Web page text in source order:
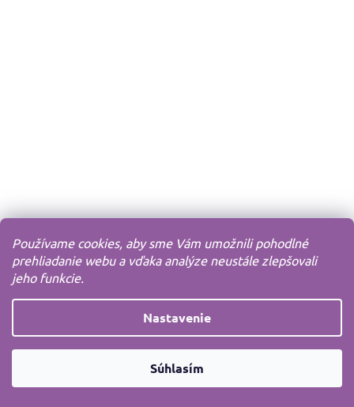
Používame cookies, aby sme Vám umožnili pohodlné
prehliadanie webu a vďaka analýze neustále zlepšovali
jeho funkcie.
Nastavenie
Súhlasím